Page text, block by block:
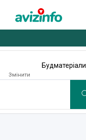
Змінити
Будматеріали